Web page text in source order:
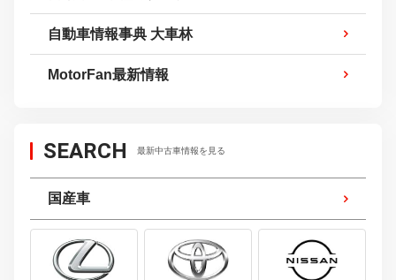
自動車情報事典 大車林
MotorFan最新情報
SEARCH 最新中古車情報を見る
国産車